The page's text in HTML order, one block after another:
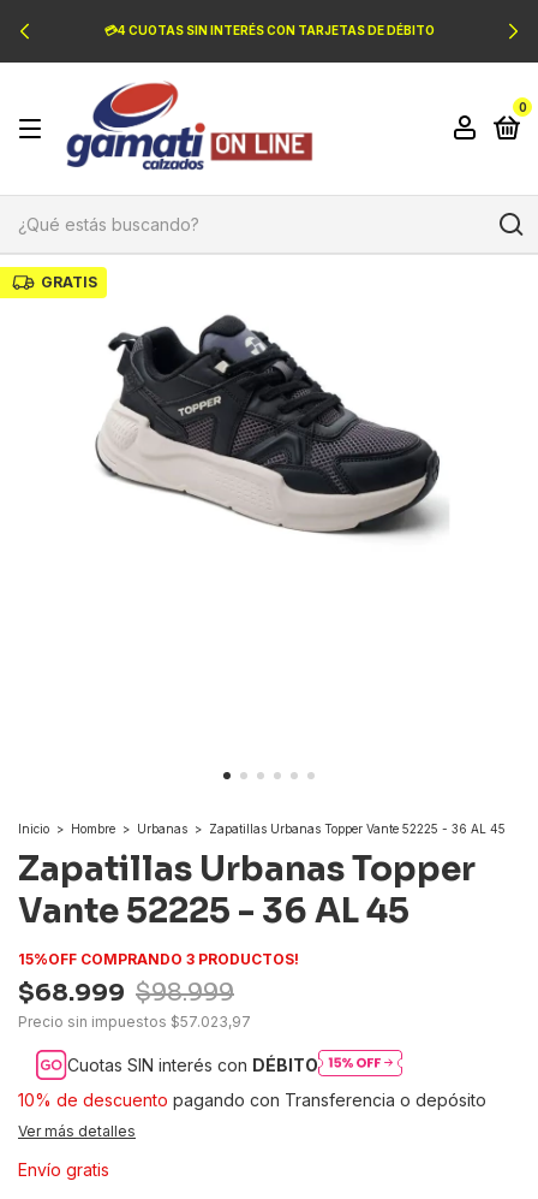
💳4 CUOTAS SIN INTERÉS CON TARJETAS DE DÉBITO
0
GRATIS
Inicio > Hombre > Urbanas > Zapatillas Urbanas Topper Vante 52225 - 36 AL 45
Zapatillas Urbanas Topper
Vante 52225 - 36 AL 45
15%OFF COMPRANDO 3 PRODUCTOS!
$68.999 $98.999
Precio sin impuestos $57.023,97
Cuotas SIN interés con DÉBITO
10% de descuento pagando con Transferencia o depósito
Ver más detalles
Envío gratis